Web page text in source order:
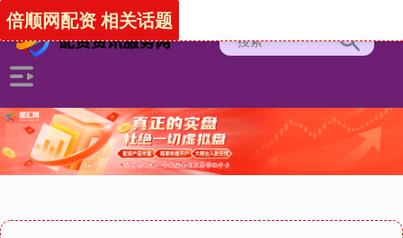
倍顺网配资 相关话题